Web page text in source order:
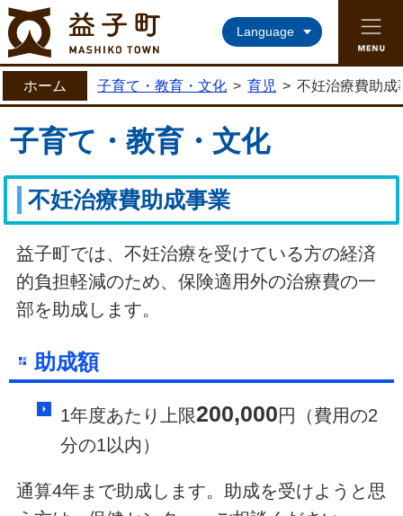
益子町ホームページ
Language
ホーム 子育て・教育・文化 > 育児 > 不妊治療費助成
子育て・教育・文化
不妊治療費助成事業
益子町では、不妊治療を受けている方の経済
的負担軽減のため、保険適用外の治療費の一
部を助成します。
助成額
1年度あたり上限200,000円（費用の2
分の1以内）
通算4年まで助成します。助成を受けようと思